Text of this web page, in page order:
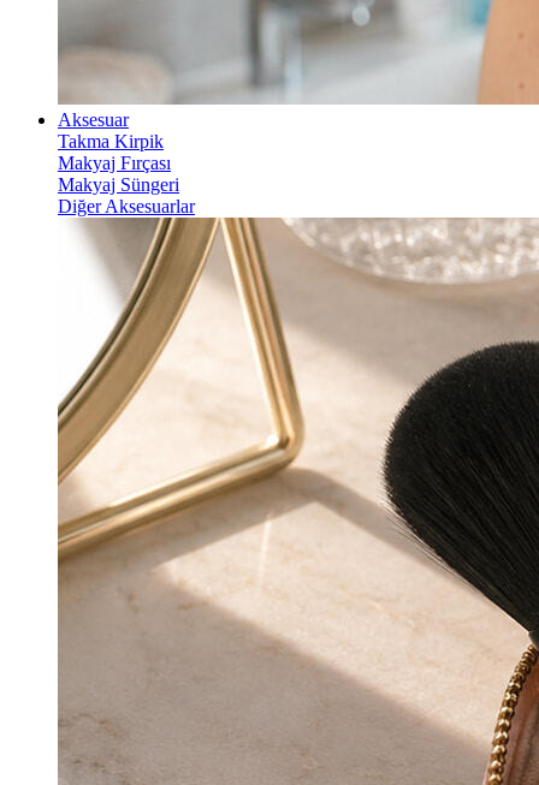
Aksesuar
Takma Kirpik
Makyaj Fırçası
Makyaj Süngeri
Diğer Aksesuarlar